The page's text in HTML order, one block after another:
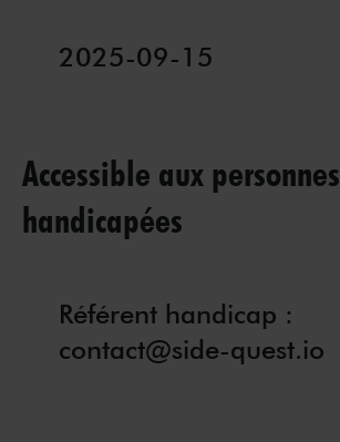
2025-09-15
Accessible aux personnes
handicapées
Référent handicap :
contact@side-quest.io